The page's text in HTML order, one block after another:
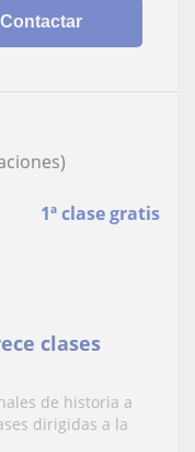
Contactar
1ª clase gratis
clases
de historia a
dirigidas a la